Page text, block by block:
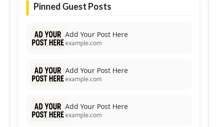
Pinned Guest Posts
Add Your Post Here
example.com
Add Your Post Here
example.com
Add Your Post Here
example.com